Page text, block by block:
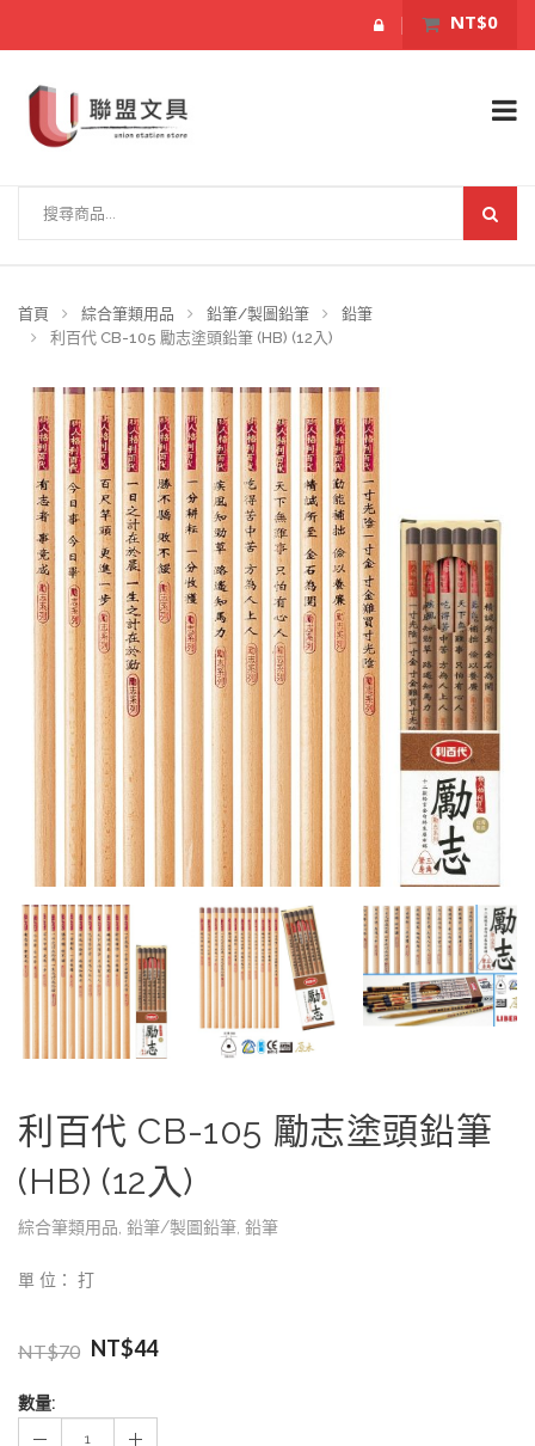
NT$0
首頁 綜合筆類用品 鉛筆/製圖鉛筆
鉛筆
利百代 CB-105 勵志塗頭鉛筆 (HB) (12入)
利百代 CB-105 勵志塗頭鉛筆
(HB) (12入)
綜合筆類用品, 鉛筆/製圖鉛筆, 鉛筆
單 位： 打
NT$70 NT$44
數量: